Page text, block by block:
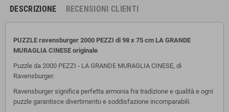
DESCRIZIONE RECENSIONI CLIENTI
PUZZLE ravensburger 2000 PEZZI di 98 x 75 cm LA GRANDE
MURAGLIA CINESE originale
Puzzle da 2000 PEZZI - LA GRANDE MURAGLIA CINESE, di
Ravensburger.
Ravensburger significa perfetta armonia fra tradizione e qualità e ogni
puzzle garantisce divertimento e soddisfazione incomparabili.